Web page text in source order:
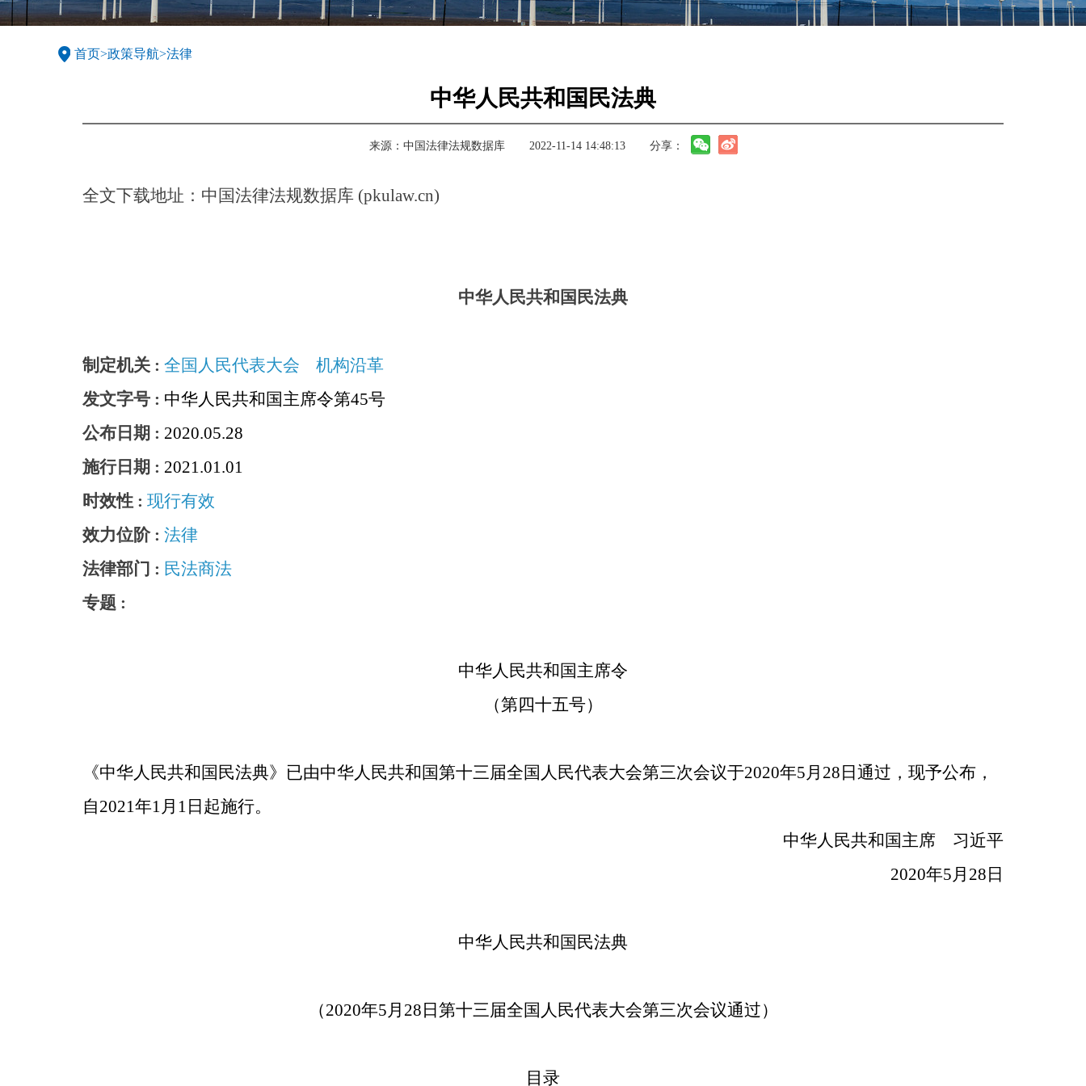
首页>政策导航>法律
中华人民共和国民法典
来源： 中国法律法规数据库 2022-11-14 14:48:13 分享：
全文下载地址： 中国法律法规数据库 (pkulaw.cn)
中华人民共和国民法典
制定机关 : 全国人民代表大会
机构沿革
发文字号 : 中华人民共和国主席令第45号
公布日期 : 2020.05.28
施行日期 : 2021.01.01
时效性 : 现行有效
效力位阶 : 法律
法律部门 : 民法商法
专题 :
中华人民共和国主席令
（第四十五号）
《中华人民共和国民法典》已由中华人民共和国第十三届全国人民代表大会第三次会议于2020年5月28日通过，现予公布，
自2021年1月1日起施行。
中华人民共和国主席 习近平
2020年5月28日
中华人民共和国民法典
（2020年5月28日第十三届全国人民代表大会第三次会议通过）
目录